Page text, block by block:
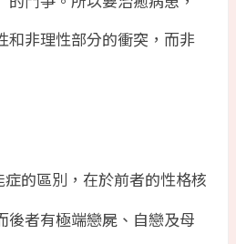
和非理性部分的衝突，而非
的區別，在於前者的性格核
後者有極端戀屍、自戀及母